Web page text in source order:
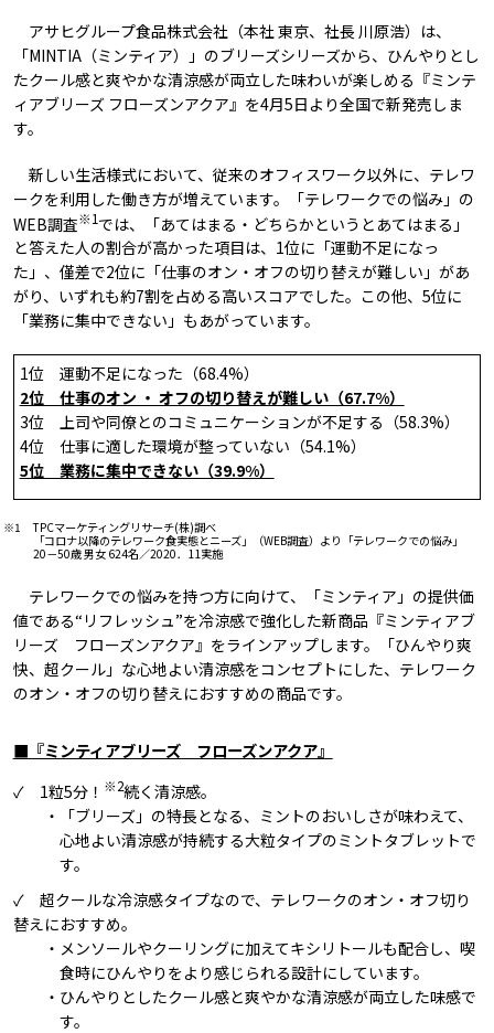
アサヒグループ食品株式会社（本社 東京、社長 川原浩）は、
「MINTIA（ミンティア）」のブリーズシリーズから、ひんやりとし
たクール感と爽やかな清涼感が両立した味わいが楽しめる『ミンテ
ィアブリーズ フローズンアクア』を4月5日より全国で新発売しま
す。
新しい生活様式において、従来のオフィスワーク以外に、テレワ
ークを利用した働き方が増えています。「テレワークでの悩み」の
WEB調査※1では、「あてはまる・どちらかというとあてはまる」
と答えた人の割合が高かった項目は、1位に「運動不足になっ
た」、僅差で2位に「仕事のオン・オフの切り替えが難しい」があ
がり、いずれも約7割を占める高いスコアでした。この他、5位に
「業務に集中できない」もあがっています。
1位 運動不足になった（68.4%）
2位 仕事のオン ・ オフの切り替えが難しい（67.7%）
3位 上司や同僚とのコミュニケーションが不足する（58.3%）
4位 仕事に適した環境が整っていない（54.1%）
5位 業務に集中できない（39.9%）
※1 TPCマーケティングリサーチ(株)調べ
「コロナ以降のテレワーク食実態とニーズ」（WEB調査）より「テレワークでの悩み」
20－50歳 男女 624名／2020．11実施
テレワークでの悩みを持つ方に向けて、「ミンティア」の提供価
値である“リフレッシュ”を冷涼感で強化した新商品『ミンティアブ
リーズ フローズンアクア』をラインアップします。「ひんやり爽
快、超クール」な心地よい清涼感をコンセプトにした、テレワーク
のオン・オフの切り替えにおすすめの商品です。
■『ミンティアブリーズ フローズンアクア』
✓ 1粒5分！ ※2続く清涼感。
・「ブリーズ」の特長となる、ミントのおいしさが味わえて、
心地よい清涼感が持続する大粒タイプのミントタブレットで
す。
✓ 超クールな冷涼感タイプなので、テレワークのオン・オフ切り
替えにおすすめ。
・メンソールやクーリングに加えてキシリトールも配合し、喫
食時にひんやりをより感じられる設計にしています。
・ひんやりとしたクール感と爽やかな清涼感が両立した味感で
す。